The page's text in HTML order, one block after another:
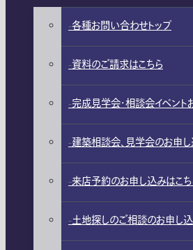
各種お問い合わせトップ
資料のご請求はこちら
完成見学会・相談会イベン
建築相談会、見学会のお申
来店予約のお申し込みはこ
土地探しのご相談のお申し